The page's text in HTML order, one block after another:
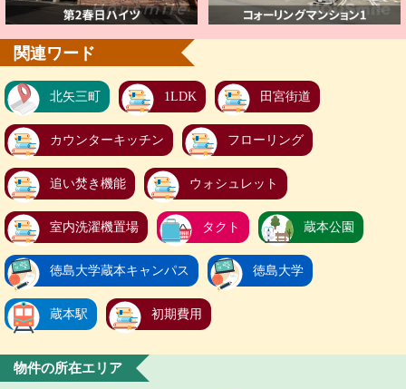
関連ワード
北矢三町 1LDK 田宮街道
カウンターキッチン フローリング
追い焚き機能 ウォシュレット
室内洗濯機置場 タクト 蔵本公園
徳島大学蔵本キャンパス 徳島大学
蔵本駅 初期費用
物件の所在エリア